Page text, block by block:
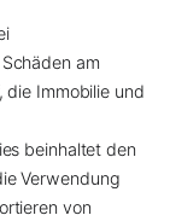
am
die Immobilie und
beinhaltet den
Verwendung
von